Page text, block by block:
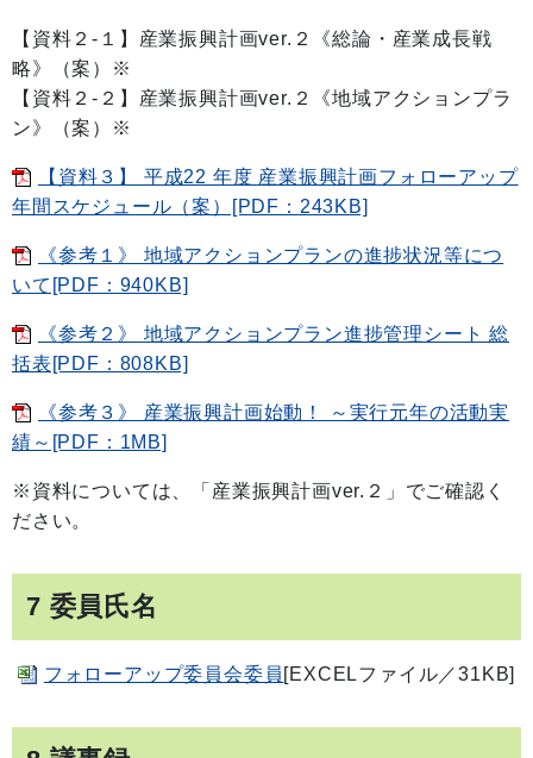
【資料２-１】産業振興計画ver.２《総論・産業成長戦
略》（案）※
【資料２-２】産業振興計画ver.２《地域アクションプラ
ン》（案）※
【資料３】 平成22 年度 産業振興計画フォローアップ
年間スケジュール（案）[PDF：243KB]
《参考１》 地域アクションプランの進捗状況等につ
いて[PDF：940KB]
《参考２》 地域アクションプラン進捗管理シート 総
括表[PDF：808KB]
《参考３》 産業振興計画始動！ ～実行元年の活動実
績～[PDF：1MB]
※資料については、「産業振興計画ver.２」でご確認く
ださい。
7 委員氏名
フォローアップ委員会委員 [EXCELファイル／31KB]